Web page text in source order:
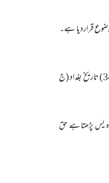
قراردیا ہے۔
امام ابو حاتم الرازی نے یہ دعوی کیا ہے کہ اس حدیث کا راوی: مقاتل بن سلیمان (کذاب) ہے ( علل الحدیث ج2 ص 1652) جبکہ سنن ترمذی وسنن الدارمی (ج 2ص 456ح3419) تاریخ بغداد (ج
یس پڑھتا ہے حق